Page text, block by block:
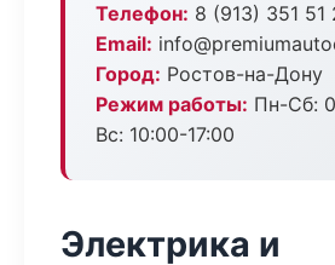
Телефон: 8 (913) 351 51
Email:
Город: Ростов-на-Дону
Режим работы: Пн-Сб:
Вс: 10:00-17:00
Электрика и